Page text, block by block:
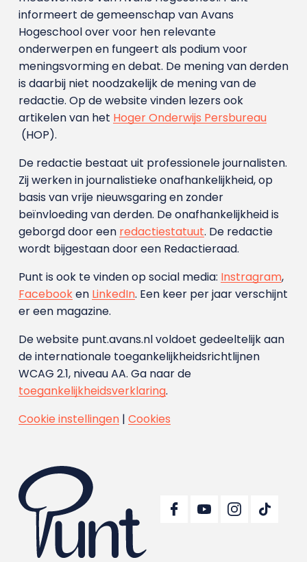
informeert de gemeenschap van Avans
Hogeschool over voor hen relevante
onderwerpen en fungeert als podium voor
meningsvorming en debat. De mening van derden
is daarbij niet noodzakelijk de mening van de
redactie. Op de website vinden lezers ook
artikelen van het Hoger Onderwijs Persbureau
(HOP).
De redactie bestaat uit professionele journalisten.
Zij werken in journalistieke onafhankelijkheid, op
basis van vrije nieuwsgaring en zonder
beïnvloeding van derden. De onafhankelijkheid is
geborgd door een redactiestatuut. De redactie
wordt bijgestaan door een Redactieraad.
Punt is ook te vinden op social media: Instragram,
Facebooken LinkedIn. Een keer per jaar verschijnt
er een magazine.
De website punt.avans.nl voldoet gedeeltelijk aan
de internationale toegankelijkheidsrichtlijnen
WCAG 2.1, niveau AA. Ga naar de
toegankelijkheidsverklaring.
Cookie instellingen| Cookies